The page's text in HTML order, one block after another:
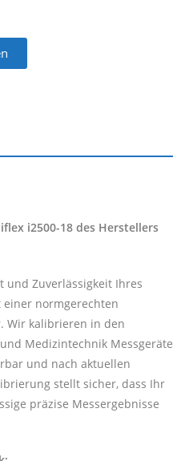
i2500-18 des Herstellers
und Zuverlässigkeit Ihres
einer normgerechten
Wir kalibrieren in den
Medizintechnik Messgeräte
und nach aktuellen
stellt sicher, dass Ihr
präzise Messergebnisse